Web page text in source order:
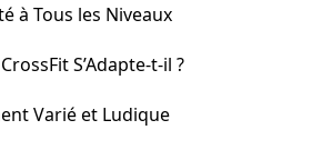
à Tous les Niveaux
S’Adapte-t-il ?
Varié et Ludique